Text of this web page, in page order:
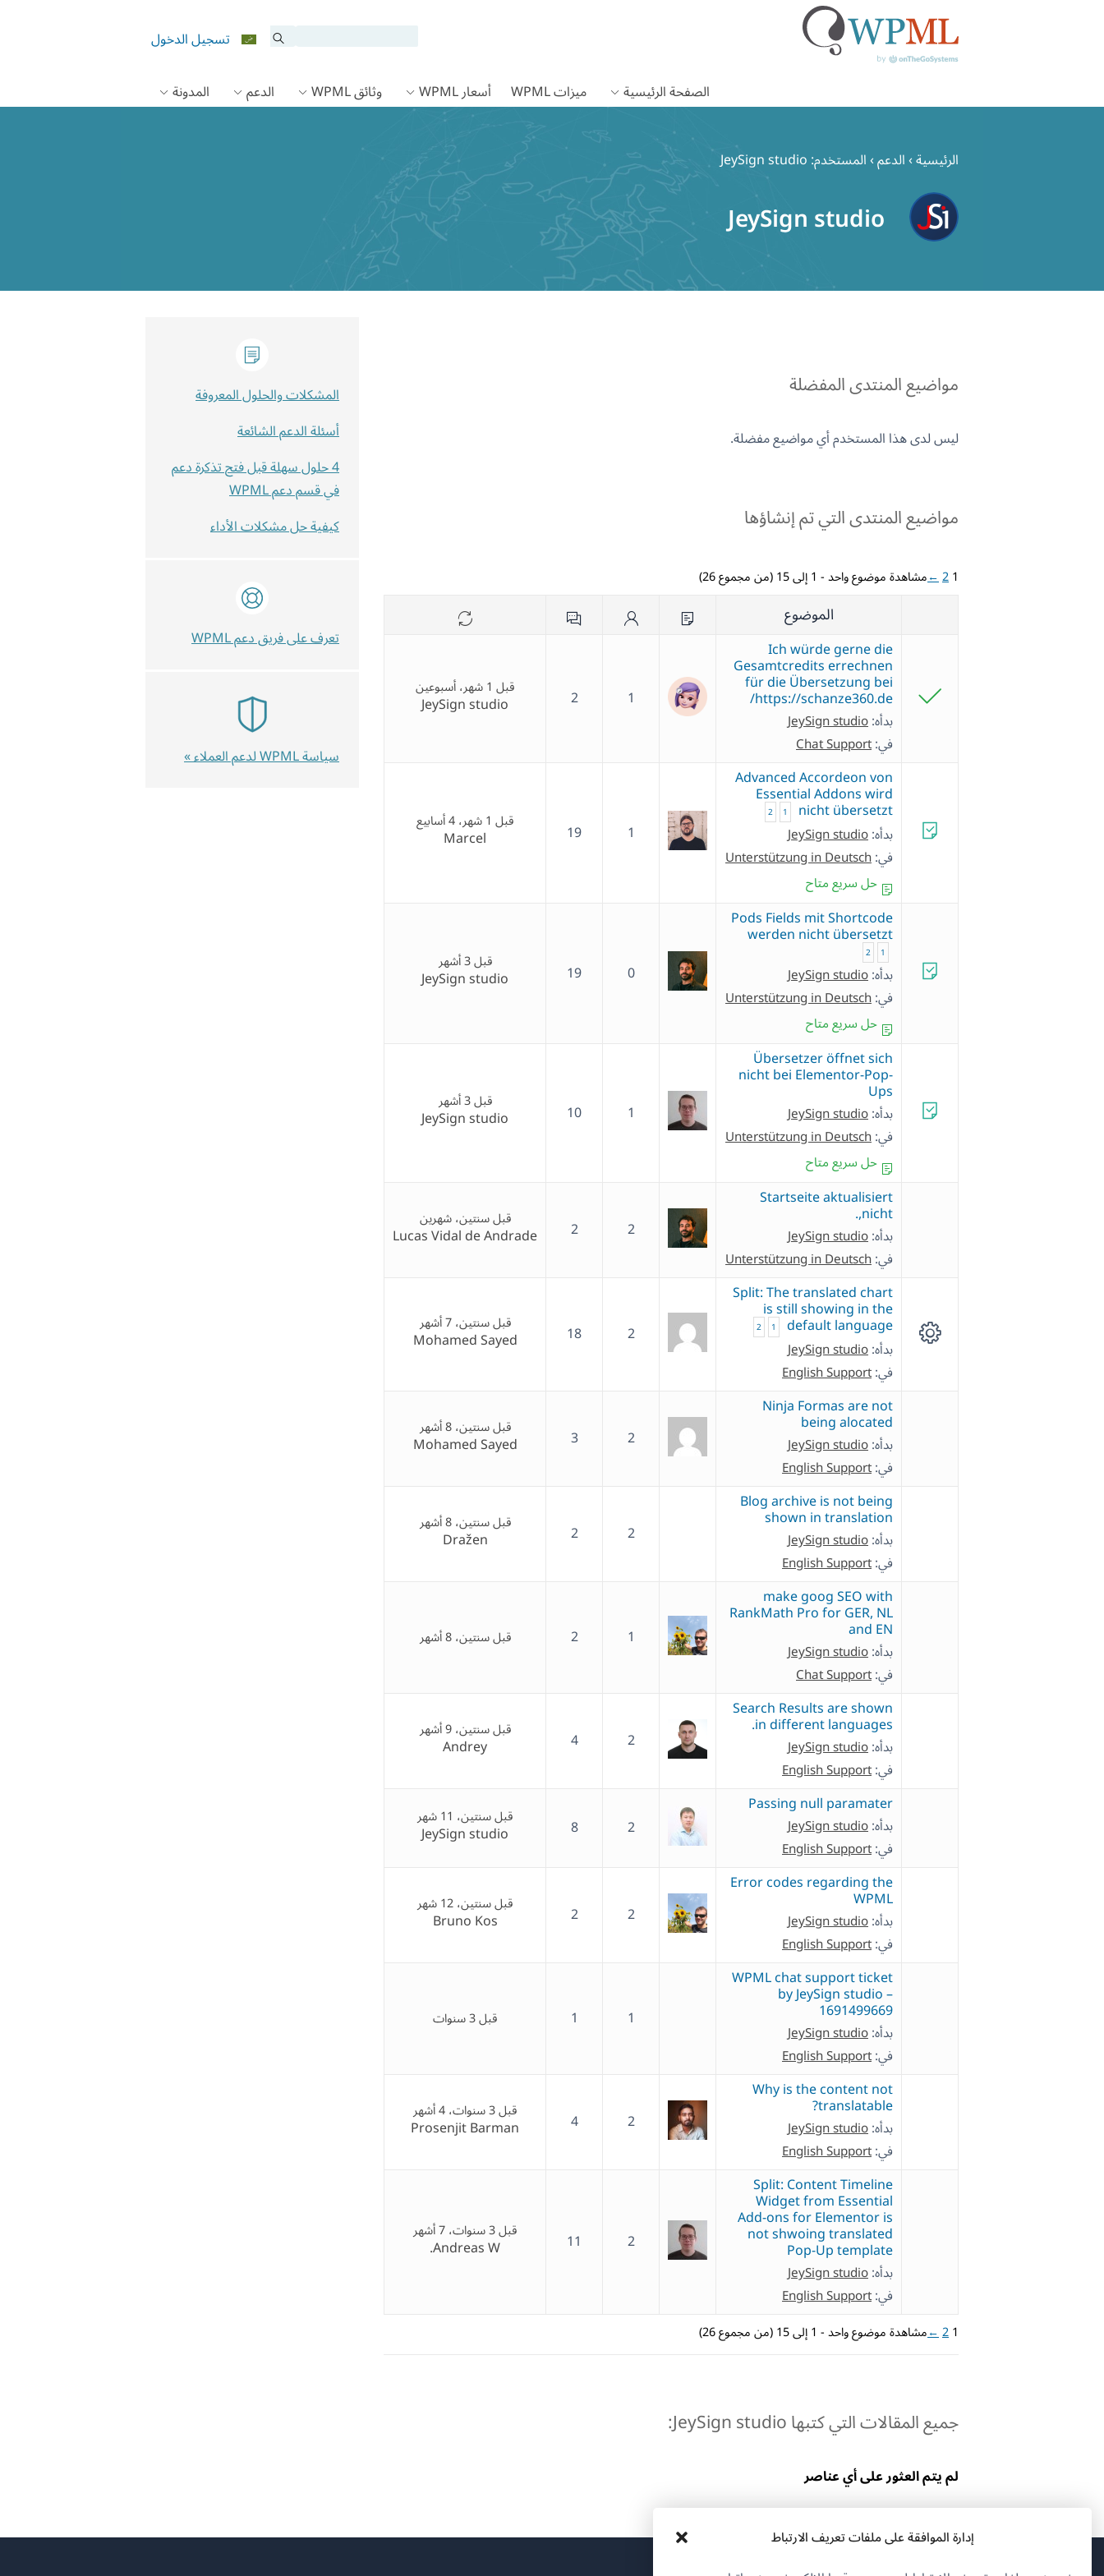
إدارة الموافقة على ملفات تعريف الارتباط
تسجيل الدخول
الصفحة الرئيسية
ميزات WPML أسعار WPML وثائق WPML الدعم المدونة
الرئيسية›الدعم›المستخدم: JeySign studio
JeySign studio
مواضيع المنتدى المفضلة
ليس لدى هذا المستخدم أي مواضيع مفضلة.
مواضيع المنتدى التي تم إنشاؤها
مشاهدة موضوع واحد - 1 إلى 15 (من مجموع 26) 1
2
←
الموضوع
Ich würde gerne die
Gesamtcredits errechnen
für die Übersetzung bei
https://schanze360.de/
بدأه:JeySign studio
في:Chat Support
1
2 قبل 1 شهر، أسبوعين
JeySign studio
Advanced Accordeon von
Essential Addons wird
nicht übersetzt
1
2
بدأه:JeySign studio
في:Unterstützung in Deutsch
حل سريع متاح
1
19 قبل 1 شهر، 4 أسابيع
Marcel
Pods Fields mit Shortcode
werden nicht übersetzt
1
2
بدأه:JeySign studio
في:Unterstützung in Deutsch
حل سريع متاح
0
19 قبل 3 أشهر
JeySign studio
Übersetzer öffnet sich
nicht bei Elementor-Pop-
Ups
بدأه:JeySign studio
في:Unterstützung in Deutsch
حل سريع متاح
1
10 قبل 3 أشهر
JeySign studio
Startseite aktualisiert
nicht,.
بدأه:JeySign studio
في:Unterstützung in Deutsch
2
2 قبل سنتين، شهرين
Lucas Vidal de Andrade
Split: The translated chart
is still showing in the
default language
1
2
بدأه:JeySign studio
في:English Support
2
18 قبل سنتين، 7 أشهر
Mohamed Sayed
Ninja Formas are not
being alocated
بدأه:JeySign studio
في:English Support
2
3 قبل سنتين، 8 أشهر
Mohamed Sayed
Blog archive is not being
shown in translation
بدأه:JeySign studio
في:English Support
2
2 قبل سنتين، 8 أشهر
Dražen
make goog SEO with
RankMath Pro for GER, NL
and EN
بدأه:JeySign studio
في:Chat Support
1
2 قبل سنتين، 8 أشهر
Search Results are shown
in different languages.
بدأه:JeySign studio
في:English Support
2
4 قبل سنتين، 9 أشهر
Andrey
Passing null paramater
بدأه:JeySign studio
في:English Support
2
8 قبل سنتين، 11 شهر
JeySign studio
Error codes regarding the
WPML
بدأه:JeySign studio
في:English Support
2
2 قبل سنتين، 12 شهر
Bruno Kos
WPML chat support ticket
by JeySign studio –
1691499669
بدأه:JeySign studio
في:English Support
1
1 قبل 3 سنوات
Why is the content not
translatable?
بدأه:JeySign studio
في:English Support
2
4 قبل 3 سنوات، 4 أشهر
Prosenjit Barman
Split: Content Timeline
Widget from Essential
Add-ons for Elementor is
not shwoing translated
Pop-Up template
بدأه:JeySign studio
في:English Support
2
11 قبل 3 سنوات، 7 أشهر
Andreas W.
مشاهدة موضوع واحد - 1 إلى 15 (من مجموع 26) 1
2
←
جميع المقالات التي كتبها JeySign studio:
لم يتم العثور على أي عناصر
المشكلات والحلول المعروفة
أسئلة الدعم الشائعة
4 حلول سهلة قبل فتح تذكرة دعم
في قسم دعم WPML
كيفية حل مشكلات الأداء
تعرف على فريق دعم WPML
سياسة WPML لدعم العملاء »